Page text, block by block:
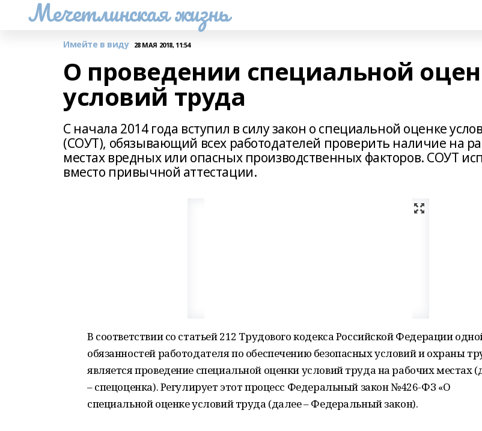
Мечетлинская жизнь
Имейте в виду 28 МАЯ 2018, 11:54
О проведении специальной
условий труда
С начала 2014 года вступил в силу закон о специальной оценке
(СОУТ), обязывающий всех работодателей проверить наличие на
местах вредных или опасных производственных факторов. СОУТ
вместо привычной аттестации.
В соответствии со статьей 212 Трудового кодекса Российской Федерации
обязанностей работодателя по обеспечению безопасных условий и охраны
является проведение специальной оценки условий труда на рабочих местах
– спецоценка). Регулирует этот процесс Федеральный закон №426-ФЗ «О
специальной оценке условий труда (далее – Федеральный закон).